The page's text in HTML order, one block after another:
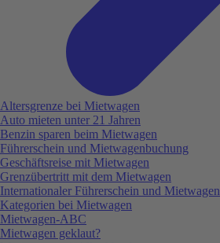
Altersgrenze bei Mietwagen
Auto mieten unter 21 Jahren
Benzin sparen beim Mietwagen
Führerschein und Mietwagenbuchung
Geschäftsreise mit Mietwagen
Grenzübertritt mit dem Mietwagen
Internationaler Führerschein und Mietwagen
Kategorien bei Mietwagen
Mietwagen-ABC
Mietwagen geklaut?